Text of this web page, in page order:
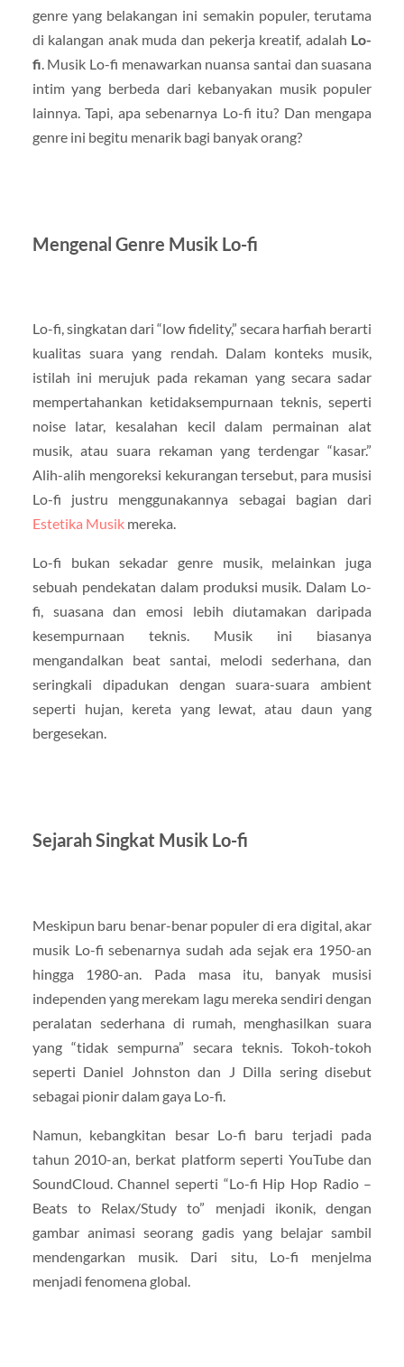
genre yang belakangan ini semakin populer, terutama
di kalangan anak muda dan pekerja kreatif, adalah Lo-
fi. Musik Lo-fi menawarkan nuansa santai dan suasana
intim yang berbeda dari kebanyakan musik populer
lainnya. Tapi, apa sebenarnya Lo-fi itu? Dan mengapa
genre ini begitu menarik bagi banyak orang?
Mengenal Genre Musik Lo-fi
Lo-fi, singkatan dari “low fidelity,” secara harfiah berarti
kualitas suara yang rendah. Dalam konteks musik,
istilah ini merujuk pada rekaman yang secara sadar
mempertahankan ketidaksempurnaan teknis, seperti
noise latar, kesalahan kecil dalam permainan alat
musik, atau suara rekaman yang terdengar “kasar.”
Alih-alih mengoreksi kekurangan tersebut, para musisi
Lo-fi justru menggunakannya sebagai bagian dari
Estetika Musikmereka.
Lo-fi bukan sekadar genre musik, melainkan juga
sebuah pendekatan dalam produksi musik. Dalam Lo-
fi, suasana dan emosi lebih diutamakan daripada
kesempurnaan teknis. Musik ini biasanya
mengandalkan beat santai, melodi sederhana, dan
seringkali dipadukan dengan suara-suara ambient
seperti hujan, kereta yang lewat, atau daun yang
bergesekan.
Sejarah Singkat Musik Lo-fi
Meskipun baru benar-benar populer di era digital, akar
musik Lo-fi sebenarnya sudah ada sejak era 1950-an
hingga 1980-an. Pada masa itu, banyak musisi
independen yang merekam lagu mereka sendiri dengan
peralatan sederhana di rumah, menghasilkan suara
yang “tidak sempurna” secara teknis. Tokoh-tokoh
seperti Daniel Johnston dan J Dilla sering disebut
sebagai pionir dalam gaya Lo-fi.
Namun, kebangkitan besar Lo-fi baru terjadi pada
tahun 2010-an, berkat platform seperti YouTube dan
SoundCloud. Channel seperti “Lo-fi Hip Hop Radio –
Beats to Relax/Study to” menjadi ikonik, dengan
gambar animasi seorang gadis yang belajar sambil
mendengarkan musik. Dari situ, Lo-fi menjelma
menjadi fenomena global.